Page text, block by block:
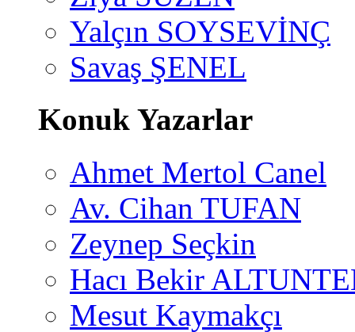
Yalçın SOYSEVİNÇ
Savaş ŞENEL
Konuk Yazarlar
Ahmet Mertol Canel
Av. Cihan TUFAN
Zeynep Seçkin
Hacı Bekir
Mesut Kaymakçı